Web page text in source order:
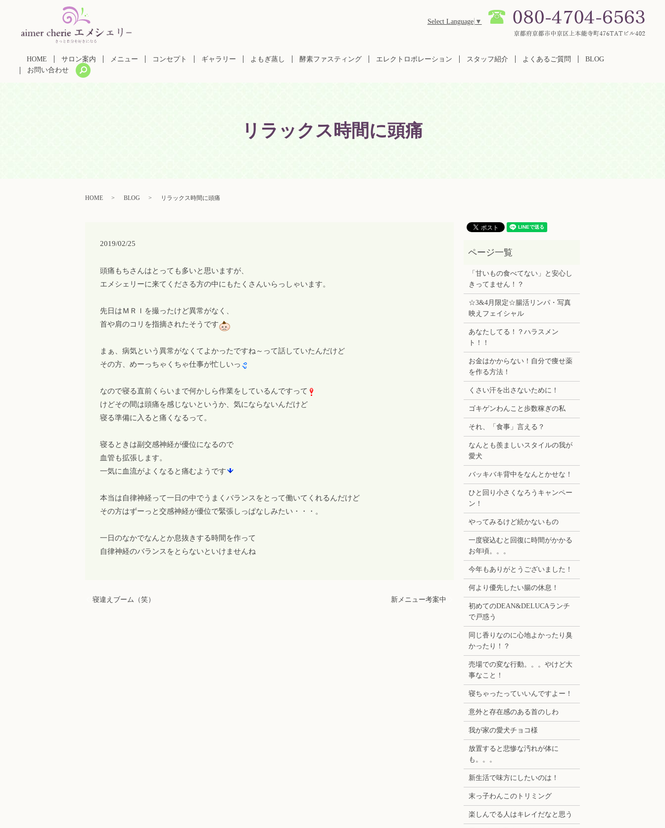
Select Language ▼
HOME サロン案内 メニュー コンセプト ギャラリー よもぎ蒸し 酵素ファスティング エレクトロポレーション スタッフ紹介 よくあるご質問
BLOG
お問い合わせ
リラックス時間に頭痛
HOME BLOG リラックス時間に頭痛
2019/02/25
頭痛もちさんはとっても多いと思いますが、
エメシェリーに来てくださる方の中にもたくさんいらっしゃいます。
先日はＭＲＩを撮ったけど異常がなく、
首や肩のコリを指摘されたそうです
まぁ、病気という異常がなくてよかったですね～って話していたんだけど
その方、めーっちゃくちゃ仕事が忙しいっ
なので寝る直前くらいまで何かしら作業をしているんですって
けどその間は頭痛を感じないというか、気にならないんだけど
寝る準備に入ると痛くなるって。
寝るときは副交感神経が優位になるので
血管も拡張します。
一気に血流がよくなると痛むようです
本当は自律神経って一日の中でうまくバランスをとって働いてくれるんだけど
その方はずーっと交感神経が優位で緊張しっぱなしみたい・・・。
一日のなかでなんとか息抜きする時間を作って
自律神経のバランスをとらないといけませんね
寝違えブーム（笑） 新メニュー考案中
「甘いもの食べてない」と安心し
きってません！？
☆3&4月限定☆腸活リンパ・写真
映えフェイシャル
あなたしてる！？ハラスメン
ト！！
お金はかからない！自分で痩せ薬
を作る方法！
くさい汗を出さないために！
ゴキゲンわんこと歩数稼ぎの私
それ、「食事」言える？
なんとも羨ましいスタイルの我が
愛犬
バッキバキ背中をなんとかせな！
ひと回り小さくなろうキャンペー
ン！
やってみるけど続かないもの
一度寝込むと回復に時間がかかる
お年頃。。。
今年もありがとうございました！
何より優先したい腸の休息！
初めてのDEAN&DELUCAランチ
で戸惑う
同じ香りなのに心地よかったり臭
かったり！？
売場での変な行動。。。やけど大
事なこと！
寝ちゃったっていいんですよー！
意外と存在感のある首のしわ
我が家の愛犬チョコ様
放置すると悲惨な汚れが体に
も。。。
新生活で味方にしたいのは！
末っ子わんこのトリミング
楽しんでる人はキレイだなと思う